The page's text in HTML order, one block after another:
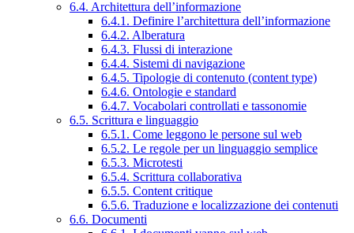
6.4. Architettura dell’informazione
6.4.1. Definire l’architettura dell’informazione
6.4.2. Alberatura
6.4.3. Flussi di interazione
6.4.4. Sistemi di navigazione
6.4.5. Tipologie di contenuto (content type)
6.4.6. Ontologie e standard
6.4.7. Vocabolari controllati e tassonomie
6.5. Scrittura e linguaggio
6.5.1. Come leggono le persone sul web
6.5.2. Le regole per un linguaggio semplice
6.5.3. Microtesti
6.5.4. Scrittura collaborativa
6.5.5. Content critique
6.5.6. Traduzione e localizzazione dei contenuti
6.6. Documenti